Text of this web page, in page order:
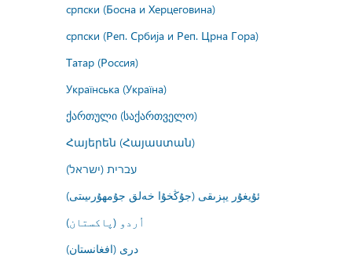
српски (Босна и Херцеговина)
српски (Реп. Србија и Реп. Црна Гора)
Татар (Россия)
Українська (Україна)
ქართული (საქართველო)
Հայերեն (Հայաստան)
עברית (ישראל)
ئۇيغۇر يېزىقى (جۇڭخۇا خەلق جۇمھۇرىيىتى)
اُردو (پاکستان)
درى (افغانستان)